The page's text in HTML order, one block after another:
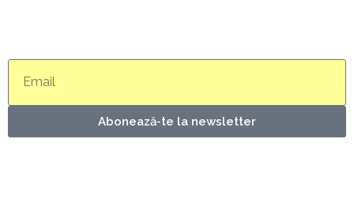
Abonează-te la newsletter